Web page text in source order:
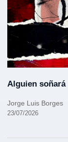
Alguien soñará
Jorge Luis Borges
23/07/2026